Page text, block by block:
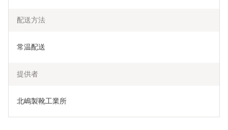
配送方法
常温配送
提供者
北嶋製靴工業所